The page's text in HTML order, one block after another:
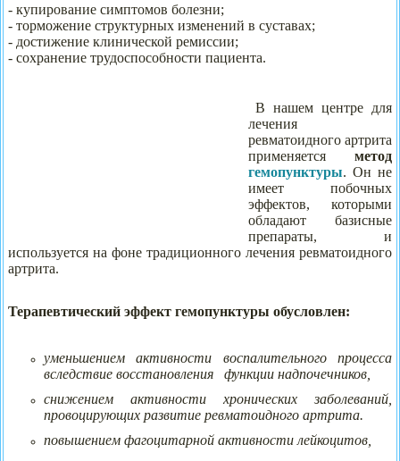
- купирование симптомов болезни;
- торможение структурных изменений в суставах;
- достижение клинической ремиссии;
- сохранение трудоспособности пациента.
В нашем центре для
лечения
ревматоидного артрита
применяется метод
гемопунктуры. Он не
имеет побочных
эффектов, которыми
обладают базисные
препараты, и
используется на фоне традиционного лечения ревматоидного
артрита.
Терапевтический эффект гемопунктуры обусловлен:
уменьшением активности воспалительного процесса
вследствие восстановления функции надпочечников,
снижением активности хронических заболеваний,
провоцирующих развитие ревматоидного артрита.
повышением фагоцитарной активности лейкоцитов,